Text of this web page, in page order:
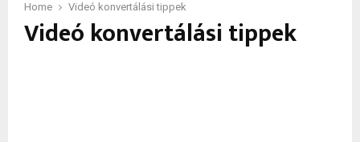
Home Videó konvertálási tippek
Videó konvertálási tippek